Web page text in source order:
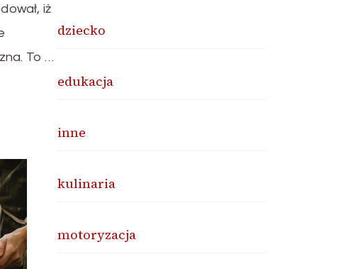
iż
To …
dziecko
edukacja
inne
kulinaria
motoryzacja